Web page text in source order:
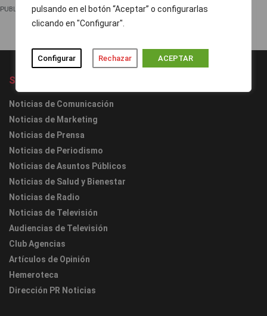
pulsando en el botón “Aceptar” o configurarlas
clicando en "Configurar".
Configurar Rechazar ACEPTAR
PUBLICIDAD
Secciones
Noticias de Comunicación
Noticias de Marketing
Noticias de Prensa
Noticias de Periodismo
Noticias de Asuntos Públicos
Noticias de Salud y Bienestar
Noticias de Radio
Noticias de Televisión
Audiencias de Televisión
Club Agencias
Artículos de Opinión
Hemeroteca
Dirección PR Noticias